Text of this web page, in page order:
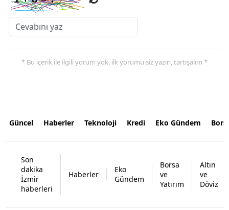
* Bu içerik ile ilgili yorum yok, ilk yorumu siz yazın, tartışalım *
Güncel Haberler Teknoloji Kredi Eko Gündem
Son
dakika
İzmir
haberleri
Haberler
Eko
Gündem
Borsa
ve
Yatırım
Altın
ve
Döviz